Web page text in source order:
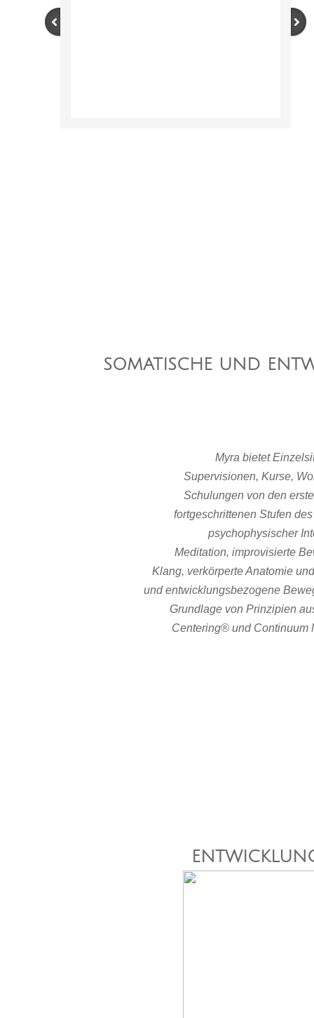
SOMATISCHE UND
Myra bietet
Supervisionen, Kurse,
Schulungen von den
fortgeschrittenen Stufen
psychophysischer
Meditation, improvisierte
Klang, verkörperte Anatomie
und entwicklungsbezogene
Grundlage von Prinzipien
Centering® und Continuum